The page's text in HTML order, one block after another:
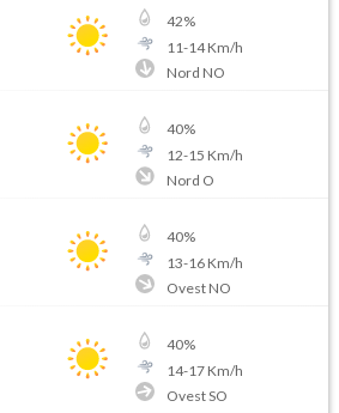
42%
11-14Km/h
Nord NO
40%
12-15 Km/h
Nord O
40%
13-16Km/h
Ovest NO
40%
14-17Km/h
Ovest SO